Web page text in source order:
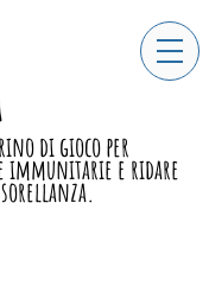
di gioco per
immunitarie e ridare